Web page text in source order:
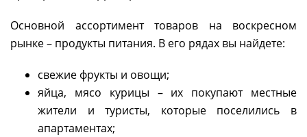
Основной ассортимент товаров на воскресном
рынке – продукты питания. В его рядах вы найдете:
свежие фрукты и овощи;
яйца, мясо курицы – их покупают местные
жители и туристы, которые поселились в
апартаментах;